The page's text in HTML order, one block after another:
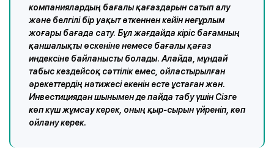
компаниялардың бағалы қағаздарын сатып алу
және белгілі бір уақыт өткеннен кейін неғұрлым
жоғары бағада сату. Бұл жағдайда кіріс бағамның
қаншалықты өскеніне немесе бағалы қағаз
индексіне байланысты болады. Алайда, мұндай
табыс кездейсоқ сәттілік емес, ойластырылған
әрекеттердің нәтижесі екенін есте ұстаған жөн.
Инвестициядан шынымен де пайда табу үшін Сізге
көп күш жұмсау керек, оның қыр-сырын үйреніп, көп
ойлану керек.